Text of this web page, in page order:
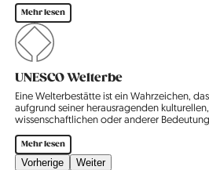
Mehr lesen
UNESCO Welterbe
Eine Welterbestätte ist ein Wahrzeichen,
aufgrund seiner heraus­ragenden
wissenschaftlichen oder anderer
Mehr lesen
Vorherige Weiter